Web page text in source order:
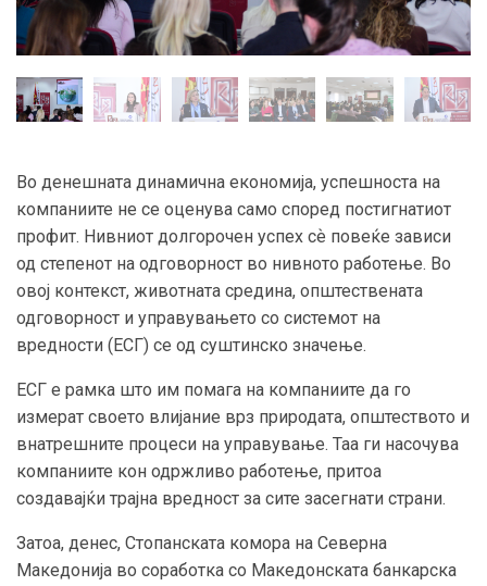
Во денешната динамична економија, успешноста на
компаниите не се оценува само според постигнатиот
профит. Нивниот долгорочен успех сѐ повеќе зависи
од степенот на одговорност во нивното работење. Во
овој контекст, животната средина, општествената
одговорност и управувањето со системот на
вредности (ЕСГ) се од суштинско значење.
ЕСГ е рамка што им помага на компаниите да го
измерат своето влијание врз природата, општеството и
внатрешните процеси на управување. Таа ги насочува
компаниите кон одржливо работење, притоа
создавајќи трајна вредност за сите засегнати страни.
Затоа, денес, Стопанската комора на Северна
Македонија во соработка со Македонската банкарска